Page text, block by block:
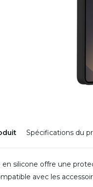
Spécifications du
silicone offre une
avec les